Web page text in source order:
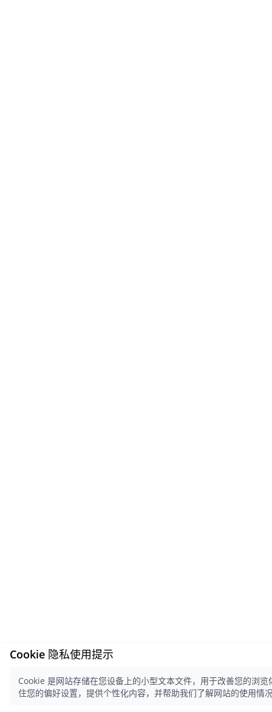
Cookie 隐私使用提示
Cookie 是网站存储在您设备上的小型文本文件，用于改善您的浏
住您的偏好设置，提供个性化内容，并帮助我们了解网站的使用情